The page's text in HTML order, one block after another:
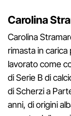
Carolina
Carolina
rimasta in carica
lavorato come
di Serie B di
di Scherzi a
anni, di origini